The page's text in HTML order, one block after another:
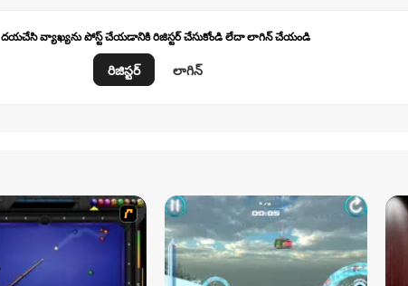
దయచేసి వ్యాఖ్యను పోస్ట్ చేయడానికి రిజిస్టర్ చేసుకోండి లేదా లాగిన్ చేయండి
రిజిస్టర్ లాగిన్